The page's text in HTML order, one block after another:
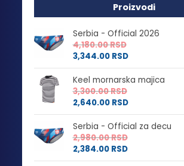
Proizvodi
Serbia - Official 2026
4,180.00RSD
3,344.00 RSD
Keel mornarska majica
3,300.00RSD
2,640.00 RSD
Serbia - Official za decu
2,980.00RSD
2,384.00 RSD